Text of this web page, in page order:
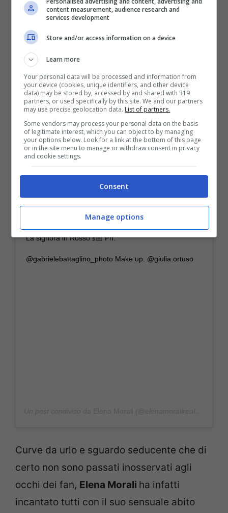
La signora in Rosso 💃🏼 Ph.
@gabrielebattaglino_photo Make up. @giulia.ortuso
Curve da urlo e sguardo seducente che di
certo non sono passati inosservati agli
occhi dei fan, Elena Morali ha infatti
incantato tutti con il suo sensuale abito
content measurement, audience research and
services development
Store and/or access information on a device
Learn more
Your personal data will be processed and information from
your device (cookies, unique identifiers, and other device
data) may be stored by, accessed by and shared with 319
partners, or used specifically by this site. We and our partners
may use precise geolocation data. List of partners.
Some vendors may process your personal data on the basis
of legitimate interest, which you can object to by managing
your options below. Look for a link at the bottom of this page
or in the site menu to manage or withdraw consent in privacy
and cookie settings.
Consent
Manage options